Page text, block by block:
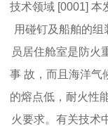
技术领域 [0001] 本
用碰钉及船舶的
员居住舱室是防火
事 故，而且海洋气
的熔点低，耐火性
火要求。有关技术